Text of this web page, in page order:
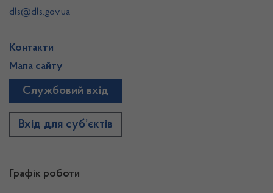
Графік роботи
dls@dls.gov.ua
Контакти
Мапа сайту
Службовий вхід
Вхід для суб’єктів